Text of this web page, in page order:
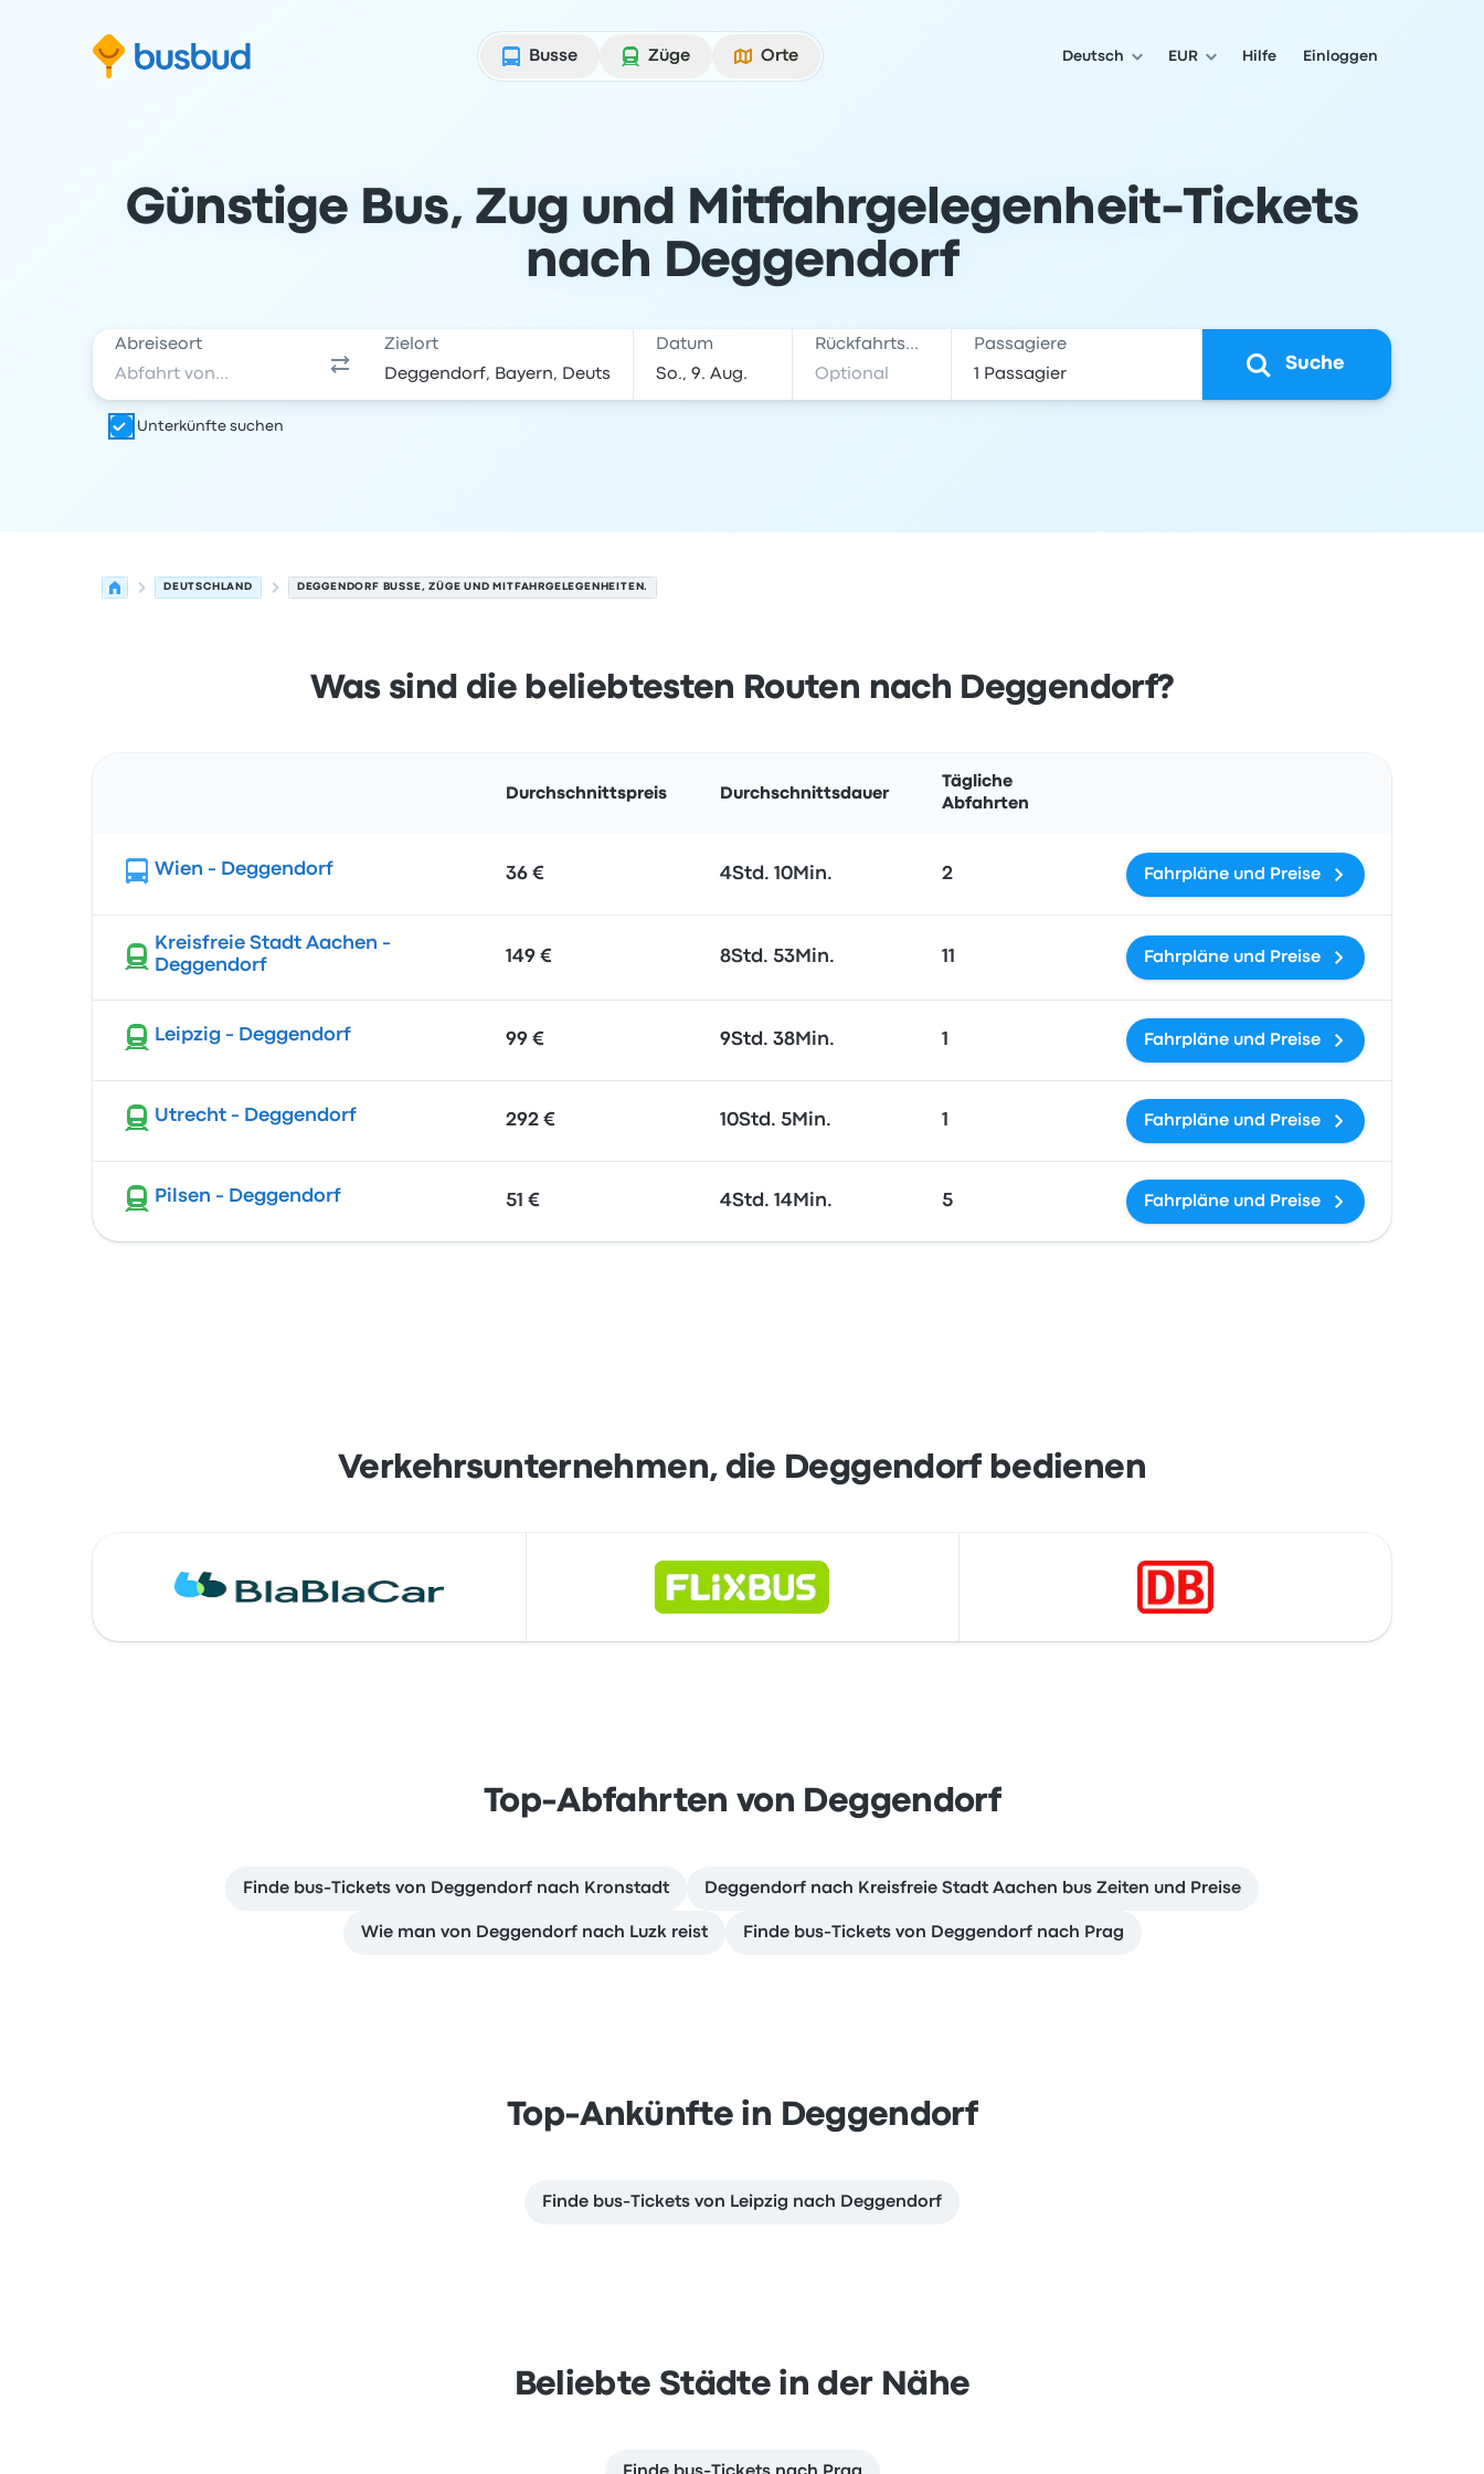
Busse
Züge Orte Deutsch EUR Hilfe Einloggen
Günstige Bus, Zug und Mitfahrgelegenheit-Tickets
nach Deggendorf
Abreiseort Zielort Datum Rückfahrtsdatum Passagiere
Suche
Unterkünfte suchen
DEUTSCHLAND DEGGENDORF BUSSE, ZÜGE UND MITFAHRGELEGENHEITEN.
Was sind die beliebtesten Routen nach Deggendorf?
Durchschnittspreis Durchschnittsdauer
Tägliche
Abfahrten
Wien - Deggendorf 36 € 4Std. 10Min. 2 Fahrpläne und Preise
Kreisfreie Stadt Aachen -
Deggendorf
149 € 8Std. 53Min. 11 Fahrpläne und Preise
Leipzig - Deggendorf 99 € 9Std. 38Min. 1 Fahrpläne und Preise
Utrecht - Deggendorf 292 € 10Std. 5Min. 1 Fahrpläne und Preise
Pilsen - Deggendorf 51 € 4Std. 14Min. 5 Fahrpläne und Preise
Verkehrsunternehmen, die Deggendorf bedienen
Top-Abfahrten von Deggendorf
Finde bus-Tickets von Deggendorf nach Kronstadt Deggendorf nach Kreisfreie Stadt Aachen bus Zeiten und Preise
Wie man von Deggendorf nach Luzk reist Finde bus-Tickets von Deggendorf nach Prag
Top-Ankünfte in Deggendorf
Finde bus-Tickets von Leipzig nach Deggendorf
Beliebte Städte in der Nähe